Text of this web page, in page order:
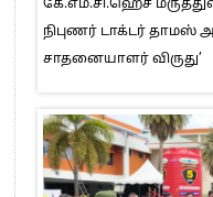
கே.எம்.சி.ஹெச்
நிபுணர் டாக்டர் தாமஸ்
சாதனையாளர் விருது’